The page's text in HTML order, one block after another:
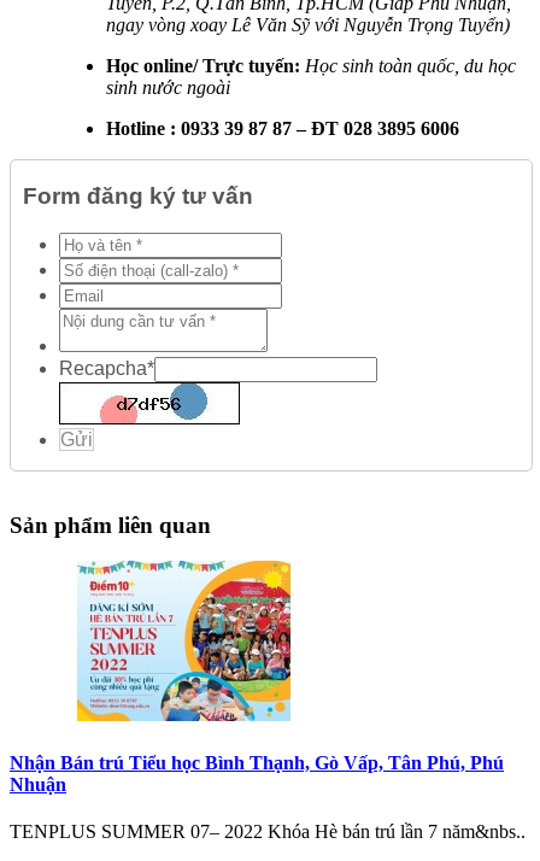
ngay vòng xoay Lê Văn Sỹ với Nguyễn Trọng Tuyển)
Học online/ Trực tuyến: Học sinh toàn quốc, du học
sinh nước ngoài
Hotline : 0933 39 87 87 – ĐT 028 3895 6006
Form đăng ký tư vấn
Recapcha*
Gửi
Sản phẩm liên quan
Nhận Bán trú Tiểu học Bình Thạnh, Gò Vấp, Tân Phú, Phú
Nhuận
TENPLUS SUMMER 07– 2022 Khóa Hè bán trú lần 7 năm&nbs..